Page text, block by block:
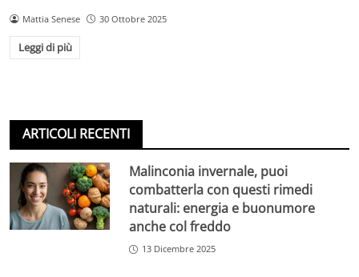
Mattia Senese 30 Ottobre 2025
Leggi di più
ARTICOLI RECENTI
Malinconia invernale, puoi
combatterla con questi rimedi
naturali: energia e buonumore
anche col freddo
13 Dicembre 2025